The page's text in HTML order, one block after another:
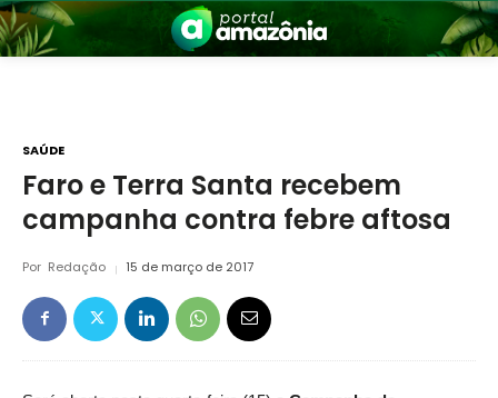
SAÚDE
Faro e Terra Santa recebem
campanha contra febre aftosa
Por Redação 15 de março de 2017